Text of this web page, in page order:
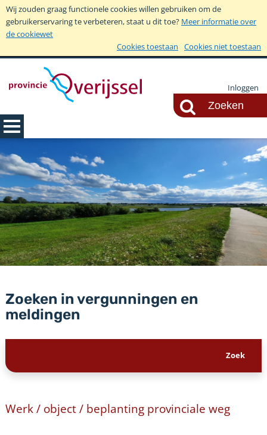
Wij zouden graag functionele cookies willen gebruiken om de
gebruikerservaring te verbeteren, staat u dit toe? Meer informatie over
de cookiewet
Cookies toestaan
Cookies niet toestaan
Inloggen
Zoeken in vergunningen en
meldingen
Werk / object / beplanting provinciale weg